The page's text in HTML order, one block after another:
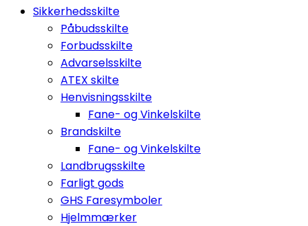
Sikkerhedsskilte
Påbudsskilte
Forbudsskilte
Advarselsskilte
ATEX skilte
Henvisningsskilte
Fane- og Vinkelskilte
Brandskilte
Fane- og Vinkelskilte
Landbrugsskilte
Farligt gods
GHS Faresymboler
Hjelmmærker